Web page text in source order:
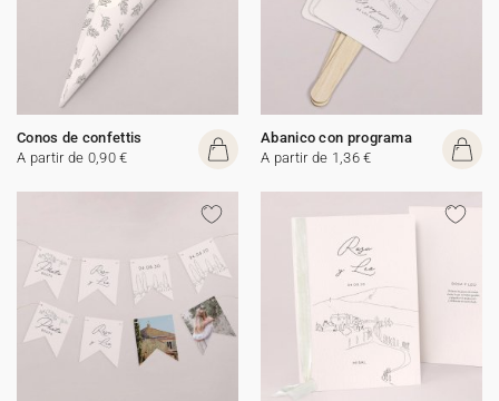
Conos de confettis
A partir de 0,90 €
Abanico con programa
A partir de 1,36 €